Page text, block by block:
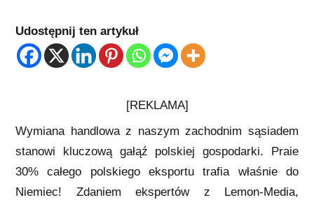
Udostępnij ten artykuł
[REKLAMA]
Wymiana handlowa z naszym zachodnim sąsiadem
stanowi kluczową gałąź polskiej gospodarki. Praie
30% całego polskiego eksportu trafia właśnie do
Niemiec! Zdaniem ekspertów z Lemon-Media,